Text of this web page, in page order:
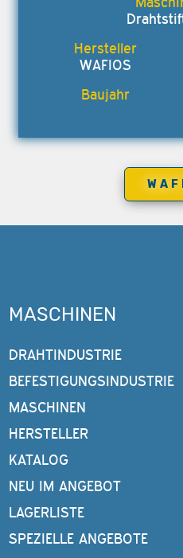
WAFIOS
MASCHINEN
DRAHTINDUSTRIE
BEFESTIGUNGSINDUSTRIE
MASCHINEN
HERSTELLER
KATALOG
NEU IM ANGEBOT
LAGERLISTE
SPEZIELLE ANGEBOTE